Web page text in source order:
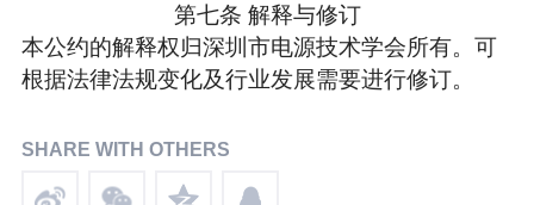
第七条 解释与修订
本公约的解释权归深圳市电源技术学会所有。可
根据法律法规变化及行业发展需要进行修订。
SHARE WITH OTHERS